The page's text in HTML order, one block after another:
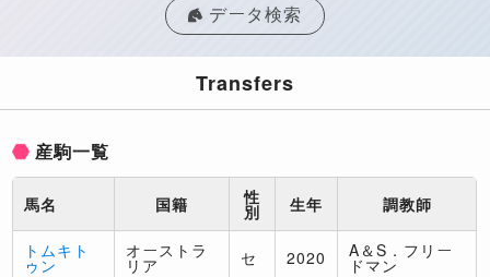
データ検索
Transfers
産駒一覧
馬名 国籍 性
別 生年 調教師
トムキト
ゥン
オーストラ
リア セ 2020 A＆S．フリー
ドマン